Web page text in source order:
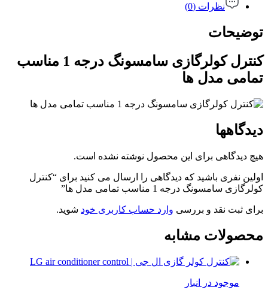
نظرات (0)
توضیحات
کنترل کولرگازی سامسونگ درجه 1 مناسب
تمامی مدل ها
دیدگاهها
هیچ دیدگاهی برای این محصول نوشته نشده است.
اولین نفری باشید که دیدگاهی را ارسال می کنید برای “کنترل
کولرگازی سامسونگ درجه 1 مناسب تمامی مدل ها”
برای ثبت نقد و بررسی وارد حساب کاربری خود شوید.
محصولات مشابه
موجود در انبار